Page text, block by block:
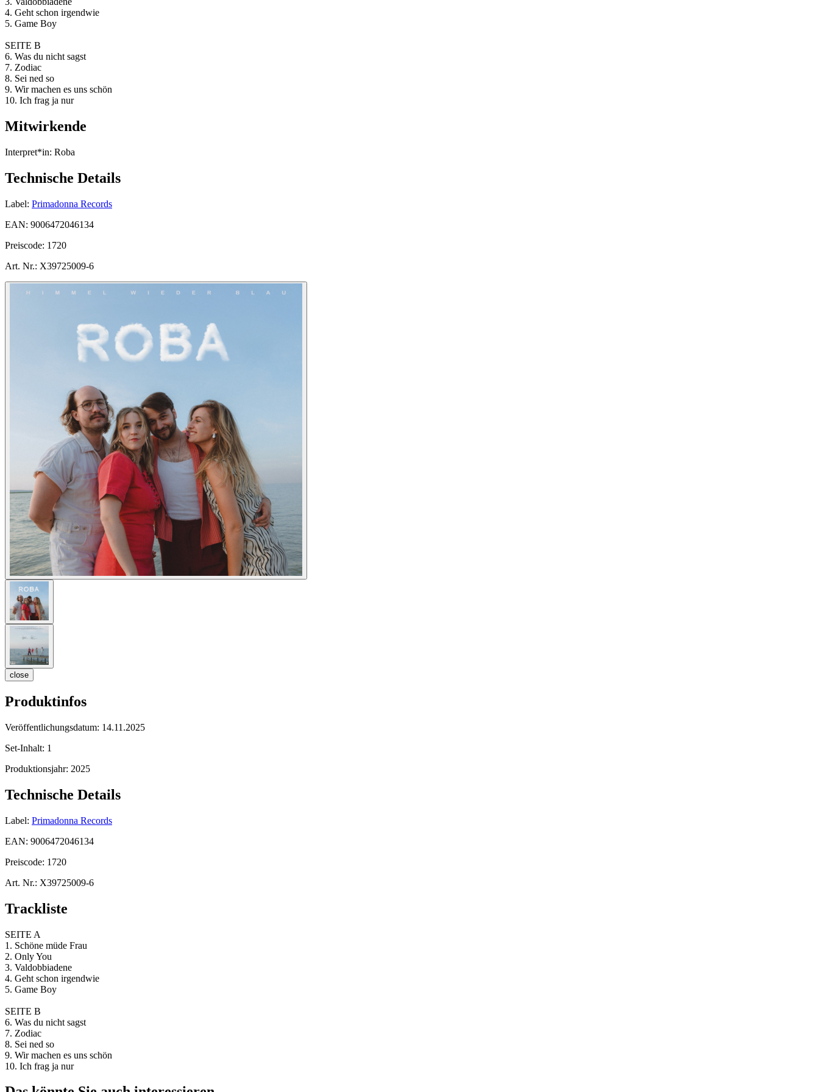
4. Geht schon irgendwie
5. Game Boy
SEITE B
6. Was du nicht sagst
7. Zodiac
8. Sei ned so
9. Wir machen es uns schön
10. Ich frag ja nur
Mitwirkende
Interpret*in: Roba
Technische Details
Label: Primadonna Records
EAN: 9006472046134
Preiscode: 1720
Art. Nr.: X39725009-6
close
Produktinfos
Veröffentlichungsdatum: 14.11.2025
Set-Inhalt: 1
Produktionsjahr: 2025
Technische Details
Label: Primadonna Records
EAN: 9006472046134
Preiscode: 1720
Art. Nr.: X39725009-6
Trackliste
SEITE A
1. Schöne müde Frau
2. Only You
3. Valdobbiadene
4. Geht schon irgendwie
5. Game Boy
SEITE B
6. Was du nicht sagst
7. Zodiac
8. Sei ned so
9. Wir machen es uns schön
10. Ich frag ja nur